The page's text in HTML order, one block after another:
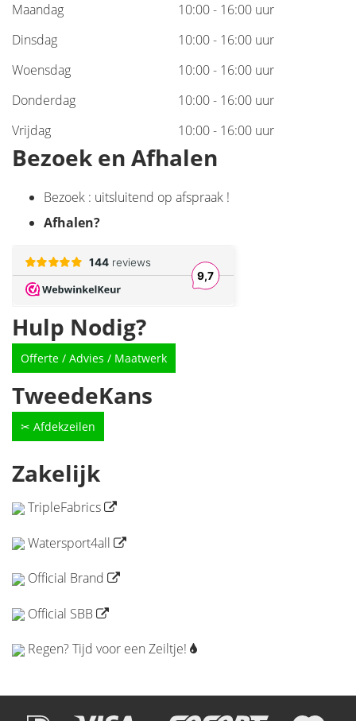
Maandag
10:00 - 16:00 uur
Dinsdag
10:00 - 16:00 uur
Woensdag
10:00 - 16:00 uur
Donderdag
10:00 - 16:00 uur
Vrijdag
10:00 - 16:00 uur
Bezoek en Afhalen
Bezoek : uitsluitend op afspraak !
Afhalen?
Hulp Nodig?
Offerte / Advies / Maatwerk
TweedeKans
✂ Afdekzeilen
Zakelijk
TripleFabrics
Watersport4all
Official Brand
Official SBB
Regen? Tijd voor een Zeiltje!